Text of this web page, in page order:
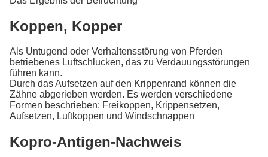
Koppen, Kopper
Als Untugend oder Verhaltensstörung von Pferden
betriebenes Luftschlucken, das zu Verdauungsstörungen
führen kann.
Durch das Aufsetzen auf den Krippenrand können die
Zähne abgerieben werden. Es werden verschiedene
Formen beschrieben: Freikoppen, Krippensetzen,
Aufsetzen, Luftkoppen und Windschnappen
Kopro-Antigen-Nachweis